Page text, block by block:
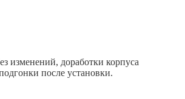
изменений, доработки корпуса
после установки.